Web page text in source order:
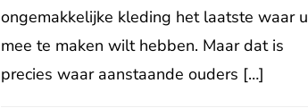
ongemakkelijke kleding het laatste waar u
mee te maken wilt hebben. Maar dat is
precies waar aanstaande ouders […]